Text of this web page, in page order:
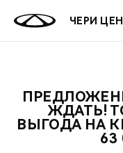
ЧЕРИ
ЖДАТЬ!
ВЫГОДА НА
63